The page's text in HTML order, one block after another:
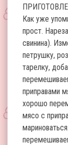
Как уже
прост.
свинина).
петрушку,
тарелку,
приправами
хорошо
мясо с